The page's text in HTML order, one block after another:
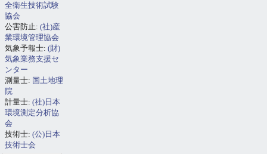
全衛生技術試験
協会
公害防止: (社)産
業環境管理協会
気象予報士: (財)
気象業務支援セ
ンター
測量士: 国土地理
院
計量士: (社)日本
環境測定分析協
会
技術士: (公)日本
技術士会